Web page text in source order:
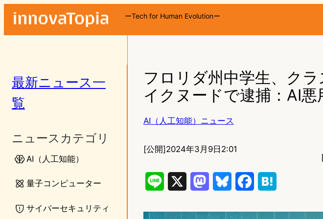
ーTech for Human Evolutionー
最新ニュース一
覧
ニュースカテゴリ
AI（人工知能）
量子コンピューター
サイバーセキュリティ
フロリダ州中学生、ク
イクヌードで逮捕：AI悪
AI（人工知能）ニュース
[公開]2024年3月9日2:01